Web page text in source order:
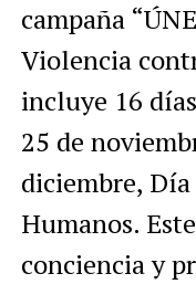
campaña
Violencia
incluye 16
25 de
diciembre,
Humanos.
conciencia y